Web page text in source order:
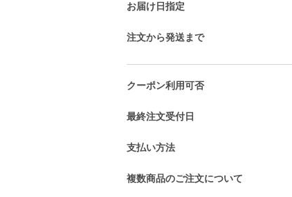
お届け日指定
注文から発送まで
クーポン利用可否
最終注文受付日
支払い方法
複数商品のご注文について